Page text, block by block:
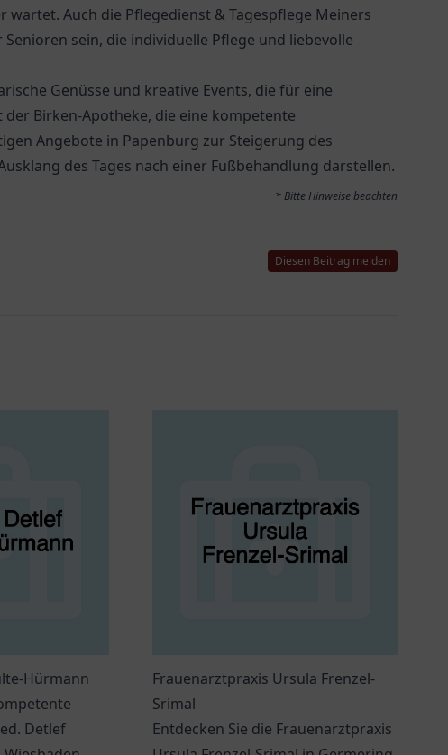
wartet. Auch die Pflegedienst & Tagespflege Meiners
sein, die individuelle Pflege und liebevolle
Genüsse und kreative Events, die für eine
der Birken-Apotheke, die eine kompetente
Angebote in Papenburg zur Steigerung des
des Tages nach einer Fußbehandlung darstellen.
* Bitte Hinweise beachten
Diesen Beitrag melden
Hürmann
Detlef
Frauenarztpraxis Ursula Frenzel-
Srimal
Entdecken Sie die Frauenarztpraxis